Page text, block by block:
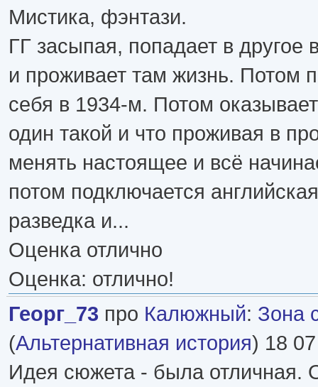
Мистика, фэнтази.
ГГ засыпая, попадает в
и проживает там жизнь. Потом
себя в 1934-м. Потом
один такой и что проживая в
менять настоящее и всё
потом подключается
разведка и...
Оценка отлично
Оценка: отлично!
Георг_73 про Калюжный: Зона
(Альтернативная история) 18 07
Идея сюжета - была отличная.